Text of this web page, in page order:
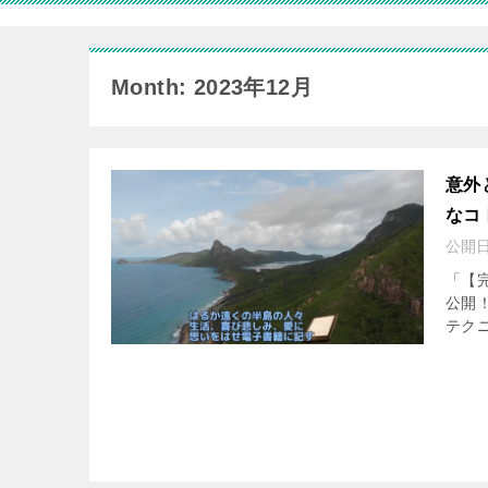
Month: 2023年12月
意外
なコ
公開
「
公開
テク